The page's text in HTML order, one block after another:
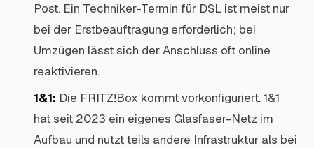
Post. Ein Techniker-Termin für DSL ist meist nur
bei der Erstbeauftragung erforderlich; bei
Umzügen lässt sich der Anschluss oft online
reaktivieren.
1&1: Die FRITZ!Box kommt vorkonfiguriert. 1&1
hat seit 2023 ein eigenes Glasfaser-Netz im
Aufbau und nutzt teils andere Infrastruktur als bei